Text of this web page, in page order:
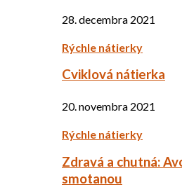
28. decembra 2021
Rýchle nátierky
Cviklová nátierka
20. novembra 2021
Rýchle nátierky
Zdravá a chutná:
smotanou